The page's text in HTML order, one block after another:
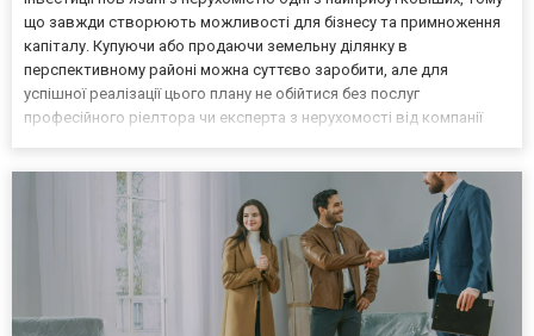
що завжди створюють можливості для бізнесу та примноження
капіталу. Купуючи або продаючи земельну ділянку в
перспективному районі можна суттєво заробити, але для
успішної реалізації цього плану не обійтися без послуг
професійного ріелтора чи експерта з нерухомості від компанії